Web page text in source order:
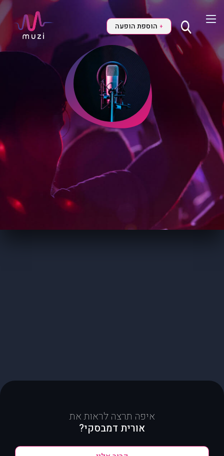
+ הוספת הופעה
איפה תרצה לראות את
אורית דמבסקי?